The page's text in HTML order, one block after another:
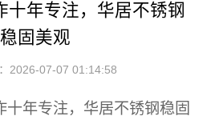
十年专注，华居不锈钢
稳固美观
2026-07-07 01:14:58
十年专注，华居不锈钢稳固